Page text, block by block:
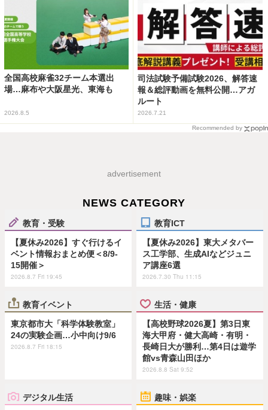
全国高校麻雀32チーム本選出
場…麻布や大阪星光、東海も
2026.8.5
司法試験予備試験2026、解答速
報＆総評動画を無料公開…アガ
ルート
2026.7.21
Recommended by
advertisement
NEWS CATEGORY
教育・受験
【夏休み2026】すぐ行けるイ
ベント情報おまとめ便＜8/9-
15開催＞
2026.8.7 Fri 19:45
教育ICT
【夏休み2026】東大メタバー
ス工学部、生成AIなどジュニ
ア講座6選
2026.7.30 Thu 11:15
教育イベント
東京都市大「科学体験教室」
24の実験企画…小中向け9/6
2026.8.7 Fri 18:15
生活・健康
【高校野球2026夏】第3日東
海大甲府・健大高崎・有明・
長崎日大が勝利…第4日は遊学
館vs青森山田ほか
2026.8.8 Sat 9:52
デジタル生活 趣味・娯楽